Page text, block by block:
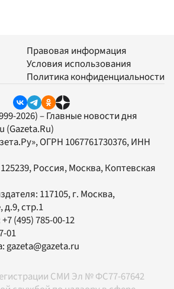
Правовая информация
Условия использования
Политика конфиденциальности
2026) – Главные новости дня
(Gazeta.Ru)
, ОГРН 1067761730376, ИНН
Россия, Москва, Коптевская
117105, г. Москва,
стр.1
+7 (495) 785-00-12
01
gazeta@gazeta.ru
СМИ Эл № ФС77-67642